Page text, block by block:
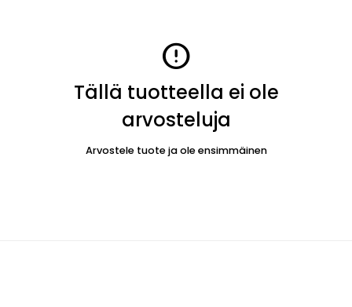
error
Tällä tuotteella ei ole
arvosteluja
Arvostele tuote ja ole ensimmäinen